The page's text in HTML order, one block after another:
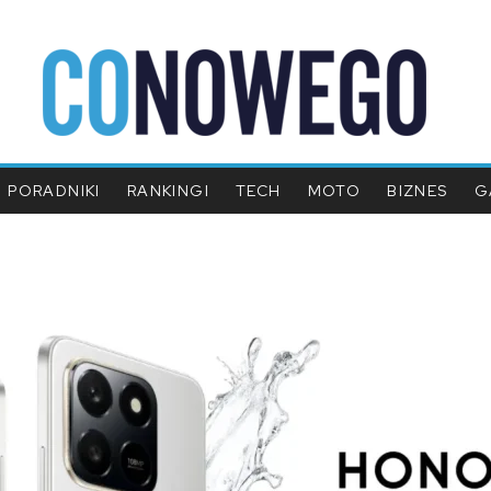
PORADNIKI RANKINGI TECH MOTO BIZNES